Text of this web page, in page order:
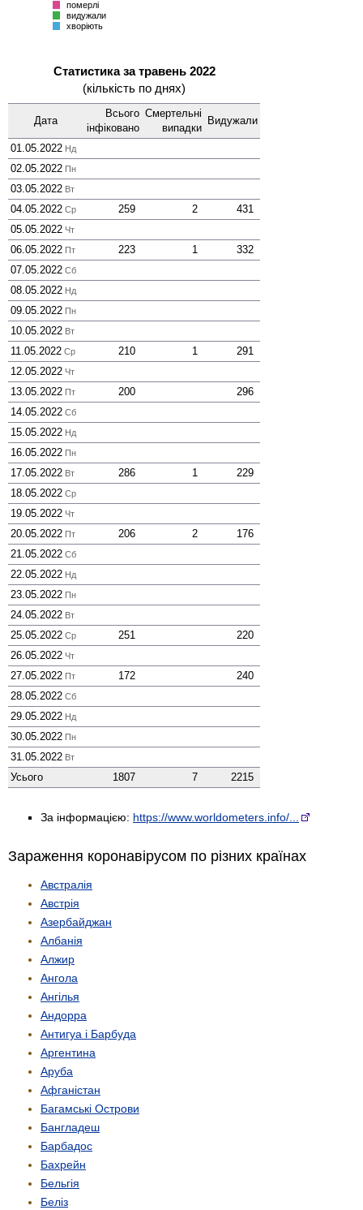
померлі
видужали
хворіють
Статистика за травень 2022
(кількість по днях)
Дата
Всього
інфі­ковано
Смер­тельні
випадки
Виду­жали
01.05.2022 Нд
02.05.2022 Пн
03.05.2022 Вт
04.05.2022 Ср 259 2
431
05.05.2022 Чт
06.05.2022 Пт 223 1
332
07.05.2022 Сб
08.05.2022 Нд
09.05.2022 Пн
10.05.2022 Вт
11.05.2022 Ср 210 1
291
12.05.2022 Чт
13.05.2022 Пт 200
296
14.05.2022 Сб
15.05.2022 Нд
16.05.2022 Пн
17.05.2022 Вт 286 1
229
18.05.2022 Ср
19.05.2022 Чт
20.05.2022 Пт 206 2
176
21.05.2022 Сб
22.05.2022 Нд
23.05.2022 Пн
24.05.2022 Вт
25.05.2022 Ср 251
220
26.05.2022 Чт
27.05.2022 Пт 172
240
28.05.2022 Сб
29.05.2022 Нд
30.05.2022 Пн
31.05.2022 Вт
Усього 1807 7 2215
За інформацією: https://www.worldometers.info/...
Зараження коронавірусом по різних країнах
Австралія
Австрія
Азербайджан
Албанія
Алжир
Ангола
Ангілья
Андорра
Антигуа і Барбуда
Аргентина
Аруба
Афганістан
Багамські Острови
Бангладеш
Барбадос
Бахрейн
Бельгія
Беліз